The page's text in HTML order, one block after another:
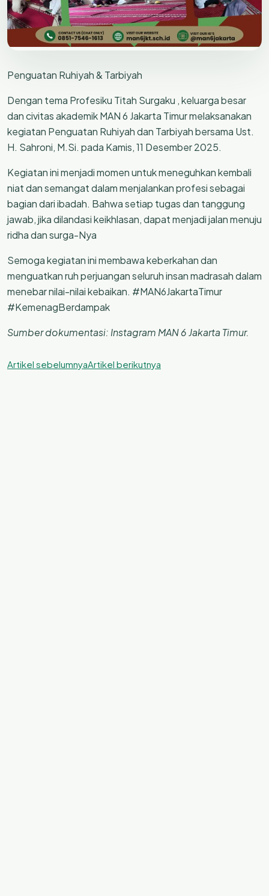
Penguatan Ruhiyah & Tarbiyah
Dengan tema Profesiku Titah Surgaku , keluarga besar
dan civitas akademik MAN 6 Jakarta Timur melaksanakan
kegiatan Penguatan Ruhiyah dan Tarbiyah bersama Ust.
H. Sahroni, M.Si. pada Kamis, 11 Desember 2025.
Kegiatan ini menjadi momen untuk meneguhkan kembali
niat dan semangat dalam menjalankan profesi sebagai
bagian dari ibadah. Bahwa setiap tugas dan tanggung
jawab, jika dilandasi keikhlasan, dapat menjadi jalan menuju
ridha dan surga-Nya
Semoga kegiatan ini membawa keberkahan dan
menguatkan ruh perjuangan seluruh insan madrasah dalam
menebar nilai-nilai kebaikan. #MAN6JakartaTimur
#KemenagBerdampak
Sumber dokumentasi: Instagram MAN 6 Jakarta Timur.
Artikel sebelumnyaArtikel berikutnya